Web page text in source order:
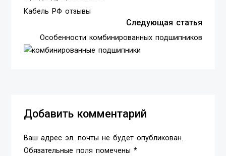
Кабель РФ отзывы
Следующая статья
Особенности комбинированных подшипников
Добавить комментарий
Ваш адрес эл. почты не будет опубликован.
Обязательные поля помечены *